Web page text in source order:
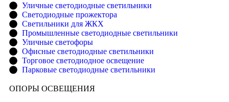
Уличные светодиодные светильники
Светодиодные прожектора
Светильники для ЖКХ
Промышленные светодиодные светильники
Уличные светофоры
Офисные светодиодные светильники
Торговое светодиодное освещение
Парковые светодиодные светильники
ОПОРЫ ОСВЕЩЕНИЯ